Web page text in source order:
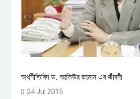
অর্থনীতিবিদ ড. আতিউর রহমান এর জীবনী
24 Jul 2015